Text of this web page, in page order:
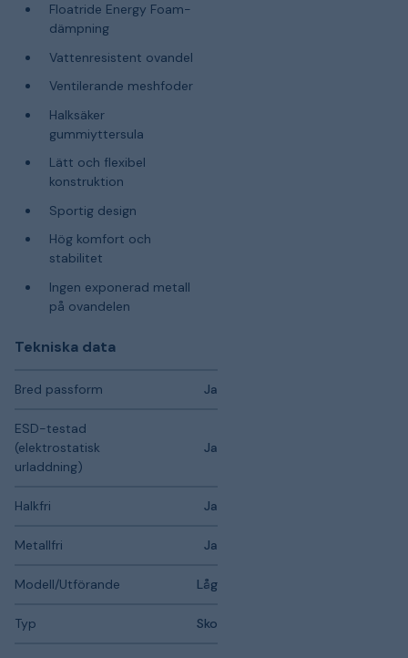
Floatride Energy Foam-
dämpning
Vattenresistent ovandel
Ventilerande meshfoder
Halksäker
gummiyttersula
Lätt och flexibel
konstruktion
Sportig design
Hög komfort och
stabilitet
Ingen exponerad metall
på ovandelen
Tekniska data
Bred passform Ja
ESD-testad
(elektrostatisk
urladdning)
Ja
Halkfri Ja
Metallfri Ja
Modell/Utförande Låg
Typ Sko